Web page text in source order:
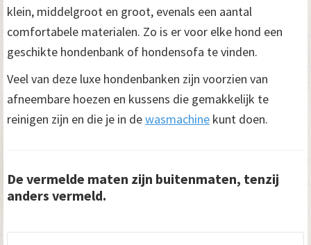
klein, middelgroot en groot, evenals een aantal
comfortabele materialen. Zo is er voor elke hond een
geschikte hondenbank of hondensofa te vinden.
Veel van deze luxe hondenbanken zijn voorzien van
afneembare hoezen en kussens die gemakkelijk te
reinigen zijn en die je in dewasmachine kunt doen.
De vermelde maten zijn buitenmaten, tenzij
anders vermeld.